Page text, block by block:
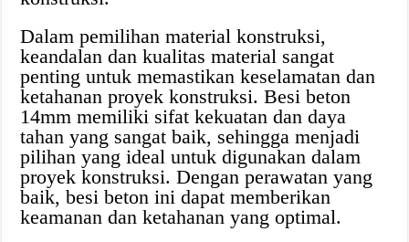
Dalam pemilihan material konstruksi,
keandalan dan kualitas material sangat
penting untuk memastikan keselamatan dan
ketahanan proyek konstruksi. Besi beton
14mm memiliki sifat kekuatan dan daya
tahan yang sangat baik, sehingga menjadi
pilihan yang ideal untuk digunakan dalam
proyek konstruksi. Dengan perawatan yang
baik, besi beton ini dapat memberikan
keamanan dan ketahanan yang optimal.